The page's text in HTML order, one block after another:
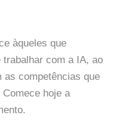
àqueles que
com a IA, ao
as competências que
hoje a